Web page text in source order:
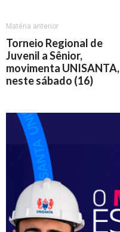
Matéria anterior
Torneio Regional de
Juvenil a Sênior,
movimenta UNISANTA,
neste sábado (16)